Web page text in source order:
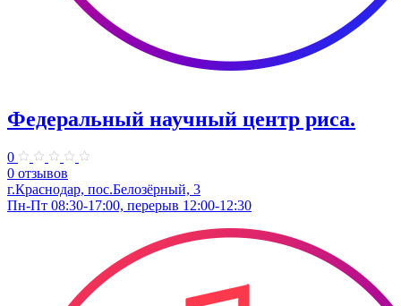
Федеральный научный центр риса.
0
0 отзывов
г.Краснодар, пос.Белозёрный, 3
Пн-Пт 08:30-17:00, перерыв 12:00-12:30